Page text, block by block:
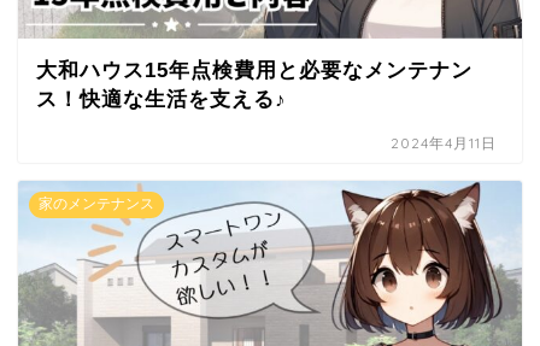
大和ハウス15年点検費用と必要なメンテナン
ス！快適な生活を支える♪
2024年4月11日
家のメンテナンス